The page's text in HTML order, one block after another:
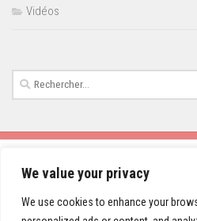
We value your privacy
We use cookies to enhance your
Vidéos
Rechercher :